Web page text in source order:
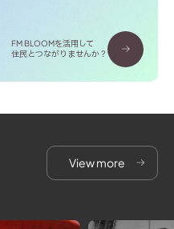
FM BLOOMを活用して
住民とつながりませんか？
View more